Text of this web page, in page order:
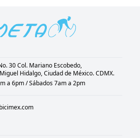
30 Col. Mariano Escobedo,
Hidalgo, Ciudad de México. CDMX.
a 6pm / Sábados 7am a 2pm